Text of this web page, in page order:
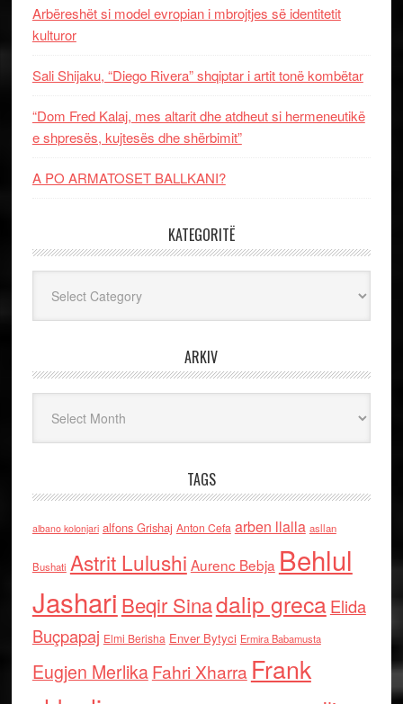
Arbëreshët si model evropian i mbrojtjes së identitetit
kulturor
Sali Shijaku, “Diego Rivera” shqiptar i artit tonë kombëtar
“Dom Fred Kalaj, mes altarit dhe atdheut si hermeneutikë
e shpresës, kujtesës dhe shërbimit”
A PO ARMATOSET BALLKANI?
KATEGORITË
ARKIV
TAGS
albano kolonjari alfons Grishaj Anton Cefa arben llalla asllan
Bushati Astrit Lulushi Aurenc Bebja Behlul
Jashari Beqir Sinadalip grecaElida
Buçpapaj Elmi Berisha Enver Bytyci Ermira Babamusta
Eugjen MerlikaFahri Xharra Frank